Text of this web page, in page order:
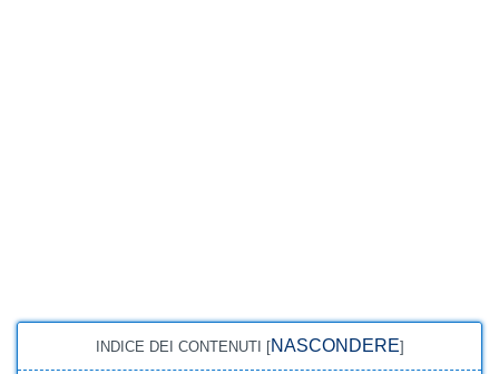
INDICE DEI CONTENUTI [NASCONDERE]